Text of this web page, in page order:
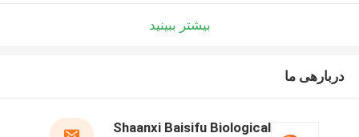
بیشتر ببینید
دربارهی ما
Shaanxi Baisifu Biological